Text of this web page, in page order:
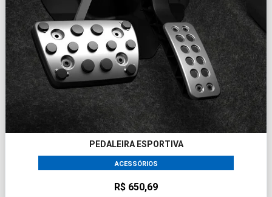
PEDALEIRA ESPORTIVA
ACESSÓRIOS
R$ 650,69